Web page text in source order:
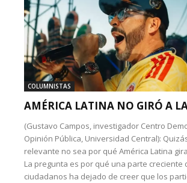
COLUMNISTAS
AMÉRICA LATINA NO GIRÓ A
(Gustavo Campos, investigador Centro
Opinión Pública, Universidad Central):
relevante no sea por qué América Latina
La pregunta es por qué una parte creciente
ciudadanos ha dejado de creer que los